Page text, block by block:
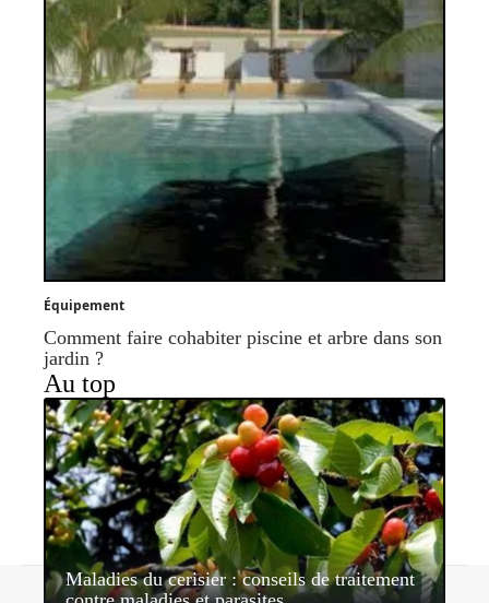
Équipement
Comment faire cohabiter piscine et arbre dans son
jardin ?
Au top
Maladies du cerisier : conseils de traitement
Contact Mentions légales Sitemap